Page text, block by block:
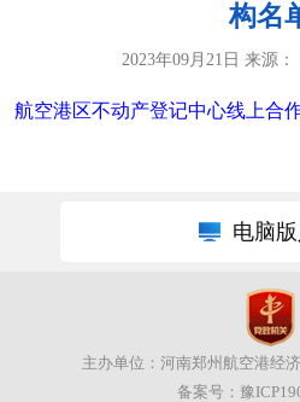
构名
2023年09月21日 来源
航空港区不动产登记中心线上合
电脑
主办单位：河南郑州航空港经
备案号： 豫